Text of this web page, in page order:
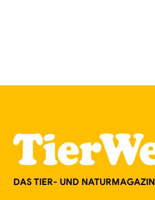
DAS TIER- UND NATURMAGAZIN